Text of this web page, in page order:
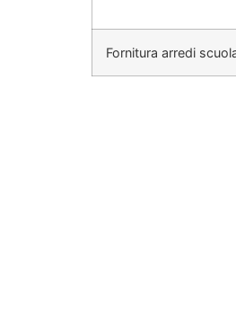
Fornitura arredi